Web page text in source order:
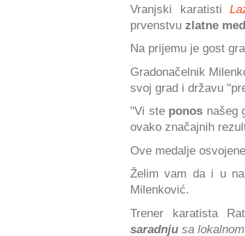
Vranjski karatisti
prvenstvu zlatne
Na prijemu je gost
Gradonačelnik
svoj grad i državu
"Vi steponos našeg
ovako značajnih
Ove medalje
Želim vam da i u
Milenković.
Trener karatista
saradnju sa